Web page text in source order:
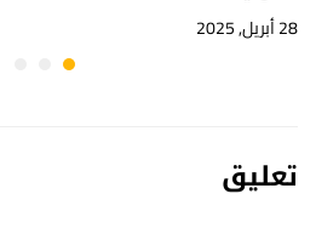
28 أبريل, 2025
تعليق